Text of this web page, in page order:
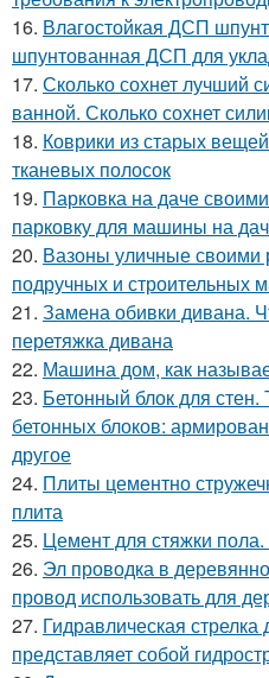
16. Влагостойкая ДСП
шпунтованная ДСП для
17. Сколько сохнет лучший
ванной. Сколько сохнет
18. Коврики из старых
тканевых полосок
19. Парковка на даче
парковку для машины на
20. Вазоны уличные своими
подручных и строительных
21. Замена обивки дивана.
перетяжка дивана
22. Машина дом, как
23. Бетонный блок для стен.
бетонных блоков:
другое
24. Плиты цементно
плита
25. Цемент для стяжки
26. Эл проводка в
провод использовать для
27. Гидравлическая
представляет собой